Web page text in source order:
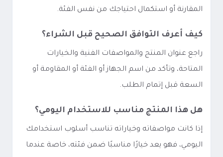
المقارنة أو استكمال احتياجك من نفس الفئة.
كيف أعرف التوافق الصحيح قبل الشراء؟
راجع عنوان المنتج والمواصفات الفنية والخيارات
المتاحة، وتأكد من اسم الجهاز أو الفئة أو المقاومة أو
السعة قبل إتمام الطلب.
هل هذا المنتج مناسب للاستخدام اليومي؟
إذا كانت مواصفاته وخياراته تناسب أسلوب استخدامك
اليومي، فهو يعد خيارًا مناسبًا ضمن فئته، خاصة عندما